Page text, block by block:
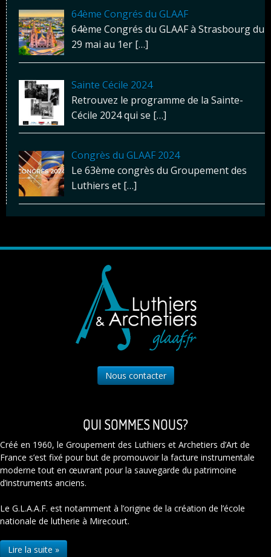
64ème Congrés du GLAAF
64ème Congrés du GLAAF à Strasbourg du
29 mai au 1er […]
Sainte Cécile 2024
Retrouvez le programme de la Sainte-
Cécile 2024 qui se […]
Congrès du GLAAF 2024
Le 63ème congrès du Groupement des
Luthiers et […]
Nous contacter
QUI SOMMES NOUS?
Créé en 1960, le Groupement des Luthiers et Archetiers d’Art de
France s’est fixé pour but de promouvoir la facture instrumentale
moderne tout en œuvrant pour la sauvegarde du patrimoine
d’instruments anciens.
Le G.L.A.A.F. est notamment à l’origine de la création de l’école
nationale de lutherie à Mirecourt.
Lire la suite »